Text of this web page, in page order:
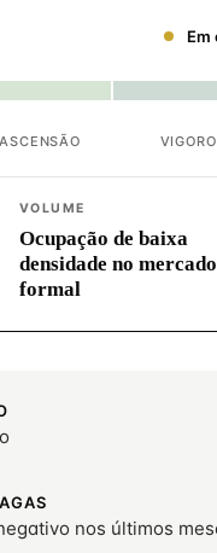
Em
VOLUME
Ocupação de baixa
densidade no mercado
formal
nos últimos